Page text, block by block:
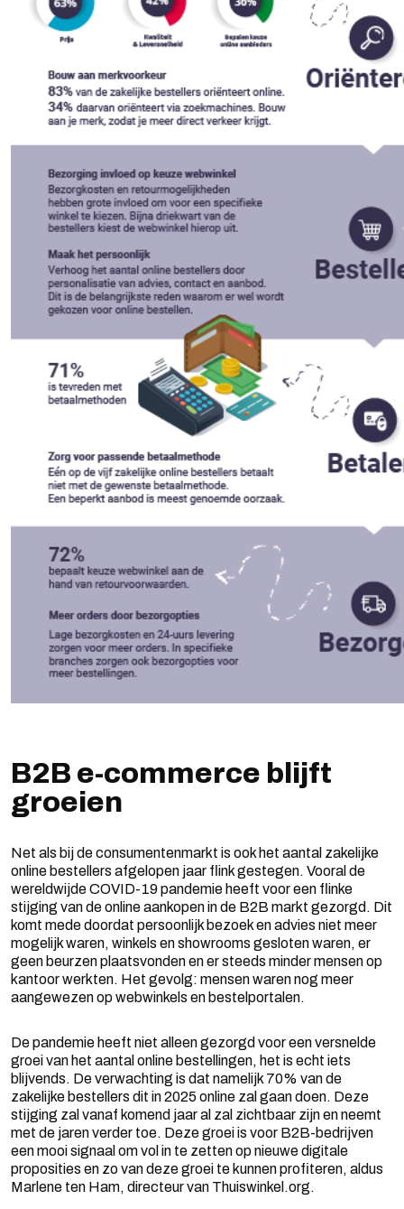
B2B e-commerce blijft
groeien
Net als bij de consumentenmarkt is ook het aantal zakelijke
online bestellers afgelopen jaar flink gestegen. Vooral de
wereldwijde COVID-19 pandemie heeft voor een flinke
stijging van de online aankopen in de B2B markt gezorgd. Dit
komt mede doordat persoonlijk bezoek en advies niet meer
mogelijk waren, winkels en showrooms gesloten waren, er
geen beurzen plaatsvonden en er steeds minder mensen op
kantoor werkten. Het gevolg: mensen waren nog meer
aangewezen op webwinkels en bestelportalen.
De pandemie heeft niet alleen gezorgd voor een versnelde
groei van het aantal online bestellingen, het is echt iets
blijvends. De verwachting is dat namelijk 70% van de
zakelijke bestellers dit in 2025 online zal gaan doen. Deze
stijging zal vanaf komend jaar al zal zichtbaar zijn en neemt
met de jaren verder toe. Deze groei is voor B2B-bedrijven
een mooi signaal om vol in te zetten op nieuwe digitale
proposities en zo van deze groei te kunnen profiteren, aldus
Marlene ten Ham, directeur van Thuiswinkel.org.